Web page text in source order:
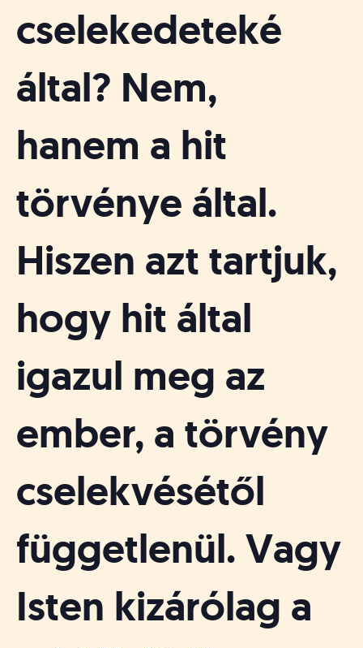
a
cselekedeteké
által? Nem,
hanem a hit
törvénye által.
Hiszen azt tartjuk,
hogy hit által
igazul meg az
ember, a törvény
cselekvésétől
függetlenül. Vagy
Isten kizárólag a